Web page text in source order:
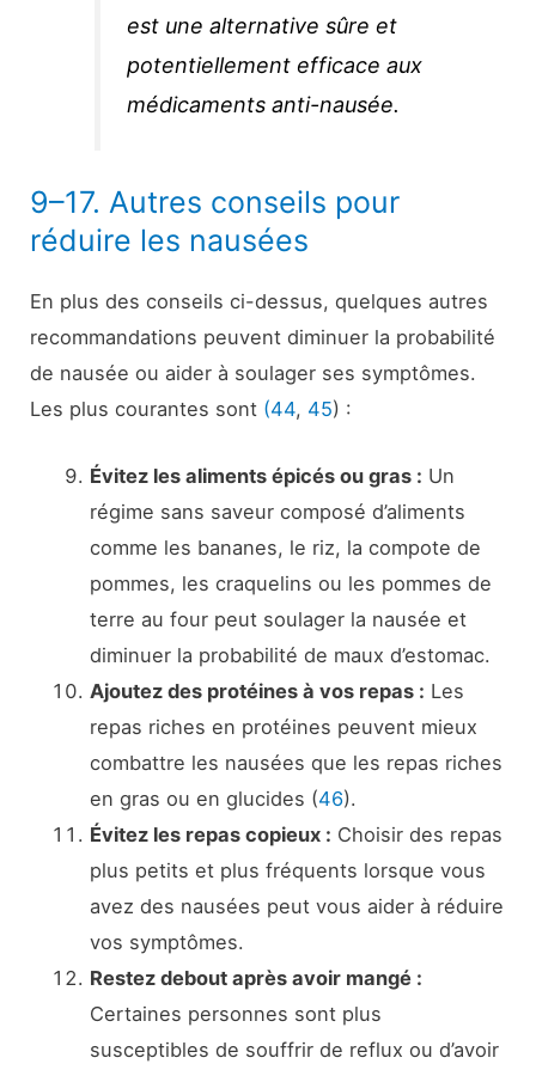
est une alternative sûre et
potentiellement efficace aux
médicaments anti-nausée.
9–17. Autres conseils pour
réduire les nausées
En plus des conseils ci-dessus, quelques autres
recommandations peuvent diminuer la probabilité
de nausée ou aider à soulager ses symptômes.
Les plus courantes sont (44, 45) :
Évitez les aliments épicés ou gras : Un
régime sans saveur composé d’aliments
comme les bananes, le riz, la compote de
pommes, les craquelins ou les pommes de
terre au four peut soulager la nausée et
diminuer la probabilité de maux d’estomac.
Ajoutez des protéines à vos repas : Les
repas riches en protéines peuvent mieux
combattre les nausées que les repas riches
en gras ou en glucides (46).
Évitez les repas copieux : Choisir des repas
plus petits et plus fréquents lorsque vous
avez des nausées peut vous aider à réduire
vos symptômes.
Restez debout après avoir mangé :
Certaines personnes sont plus
susceptibles de souffrir de reflux ou d’avoir